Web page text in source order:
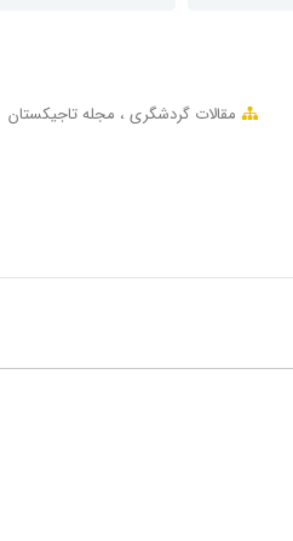
مقالات گردشگری
مجله تاجیکستان